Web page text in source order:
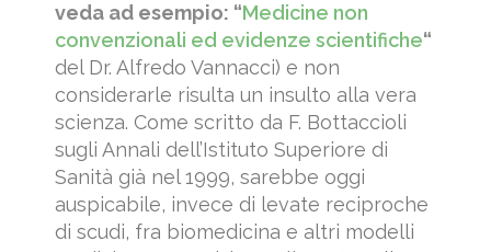
veda ad esempio: “Medicine non
convenzionali ed evidenze scientifiche“
del Dr. Alfredo Vannacci) e non
considerarle risulta un insulto alla vera
scienza. Come scritto da F. Bottaccioli
sugli Annali dell’Istituto Superiore di
Sanità già nel 1999, sarebbe oggi
auspicabile, invece di levate reciproche
di scudi, fra biomedicina e altri modelli